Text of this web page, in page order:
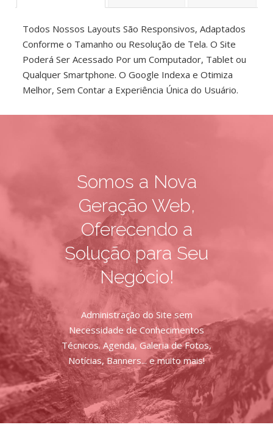
Todos Nossos Layouts São Responsivos, Adaptados
Conforme o Tamanho ou Resolução de Tela. O Site
Poderá Ser Acessado Por um Computador, Tablet ou
Qualquer Smartphone. O Google Indexa e Otimiza
Melhor, Sem Contar a Experiência Única do Usuário.
Somos a Nova
Geração Web,
Oferecendo a
Solução para Seu
Negócio!
Administração do Site sem
Necessidade de Conhecimentos
Técnicos. Agenda, Galeria de Fotos,
Notícias, Banners... e muito mais!